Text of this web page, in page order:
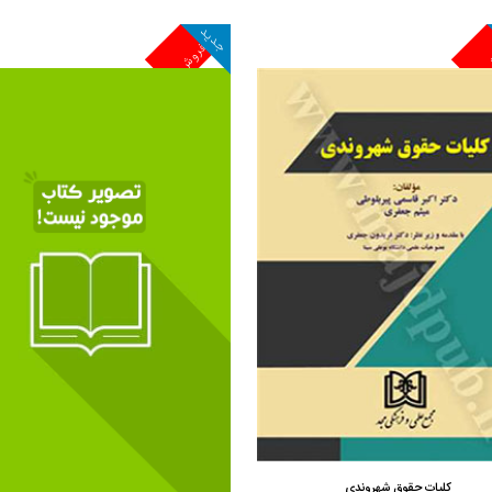
مشاهده و خرید مشاهده و خرید
پرفروش
جدید